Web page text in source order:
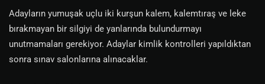
Adayların yumuşak uçlu iki kurşun kalem, kalemtıraş ve leke
bırakmayan bir silgiyi de yanlarında bulundurmayı
unutmamaları gerekiyor. Adaylar kimlik kontrolleri yapıldıktan
sonra sınav salonlarına alınacaklar.